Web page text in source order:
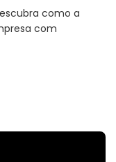
como a
com